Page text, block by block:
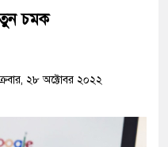
চমক
২৮ অক্টোবর ২০২২